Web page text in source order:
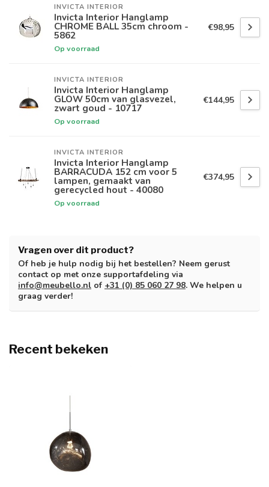
INVICTA INTERIOR
Invicta Interior Hanglamp
CHROME BALL 35cm chroom -
5862
Op voorraad
€98,95
INVICTA INTERIOR
Invicta Interior Hanglamp
GLOW 50cm van glasvezel,
zwart goud - 10717
Op voorraad
€144,95
INVICTA INTERIOR
Invicta Interior Hanglamp
BARRACUDA 152 cm voor 5
lampen, gemaakt van
gerecycled hout - 40080
Op voorraad
€374,95
Vragen over dit product?
Of heb je hulp nodig bij het bestellen? Neem gerust
contact op met onze supportafdeling via
info@meubello.nl of +31 (0) 85 060 27 98. We helpen u
graag verder!
Recent bekeken